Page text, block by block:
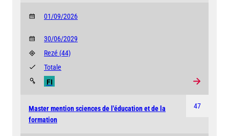
01/09/2026
30/06/2029
Rezé (44)
FI
Totale
47
Master mention sciences de l'éducation et de la
formation